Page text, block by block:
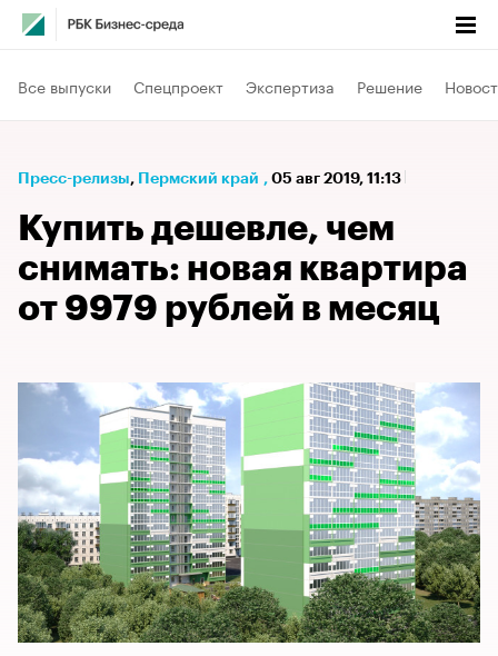
Все выпуски Спецпроект Экспертиза Решение
Пресс-релизы⁠, Пермский край , 05 авг 2019, 11:13
Купить дешевле, чем
снимать: новая квартира
от 9979 рублей в месяц